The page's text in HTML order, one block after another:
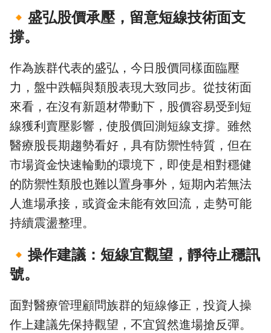
🔸 盛弘股價承壓，留意短線技術面支
撐。
作為族群代表的盛弘，今日股價同樣面臨壓
力，盤中跌幅與類股表現大致同步。從技術面
來看，在沒有新題材帶動下，股價容易受到短
線獲利賣壓影響，使股價回測短線支撐。雖然
醫療股長期趨勢看好，具有防禦性特質，但在
市場資金快速輪動的環境下，即使是相對穩健
的防禦性類股也難以置身事外，短期內若無法
人進場承接，或資金未能有效回流，走勢可能
持續震盪整理。
🔸 操作建議：短線宜觀望，靜待止穩訊
號。
面對醫療管理顧問族群的短線修正，投資人操
作上建議先保持觀望，不宜貿然進場搶反彈。